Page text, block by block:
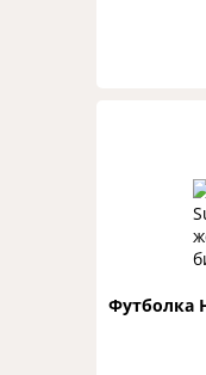
Футболка